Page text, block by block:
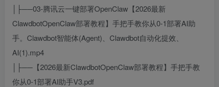
│├──03-腾讯云一键部署OpenClaw【2026最新
ClawdbotOpenClaw部署教程】手把手教你从0-1部署AI助
手。Clawdbot智能体(Agent)、Clawdbot自动化提效、
AI(1).mp4
│├──【2026最新ClawdbotOpenClaw部署教程】手把手教
你从0-1部署AI助手V3.pdf